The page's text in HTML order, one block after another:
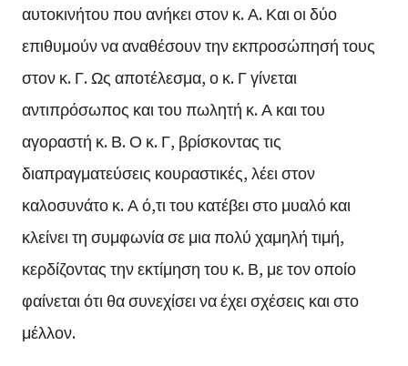
αυτοκινήτου που ανήκει στον κ. Α. Και οι δύο
επιθυμούν να αναθέσουν την εκπροσώπησή τους
στον κ. Γ. Ως αποτέλεσμα, ο κ. Γ γίνεται
αντιπρόσωπος και του πωλητή κ. Α και του
αγοραστή κ. Β. Ο κ. Γ, βρίσκοντας τις
διαπραγματεύσεις κουραστικές, λέει στον
καλοσυνάτο κ. Α ό,τι του κατέβει στο μυαλό και
κλείνει τη συμφωνία σε μια πολύ χαμηλή τιμή,
κερδίζοντας την εκτίμηση του κ. Β, με τον οποίο
φαίνεται ότι θα συνεχίσει να έχει σχέσεις και στο
μέλλον.